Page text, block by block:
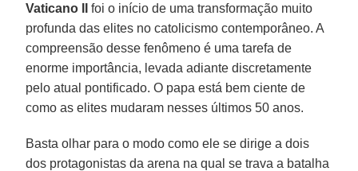
Vaticano II
foi o início de uma transformação muito
profunda das elites no catolicismo contemporâneo. A
compreensão desse fenômeno é uma tarefa de
enorme importância, levada adiante discretamente
pelo atual pontificado. O papa está bem ciente de
como as elites mudaram nesses últimos 50 anos.
Basta olhar para o modo como ele se dirige a dois
dos protagonistas da arena na qual se trava a batalha